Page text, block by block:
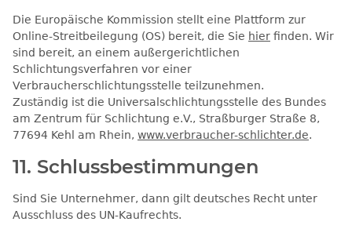
Die Europäische Kommission stellt eine Plattform zur
Online-Streitbeilegung (OS) bereit, die Sie hier finden. Wir
sind bereit, an einem außergerichtlichen
Schlichtungsverfahren vor einer
Verbraucherschlichtungsstelle teilzunehmen.
Zuständig ist die Universalschlichtungsstelle des Bundes
am Zentrum für Schlichtung e.V., Straßburger Straße 8,
77694 Kehl am Rhein, www.verbraucher-schlichter.de.
11. Schlussbestimmungen​​​​​​​
Sind Sie Unternehmer, dann gilt deutsches Recht unter
Ausschluss des UN-Kaufrechts.